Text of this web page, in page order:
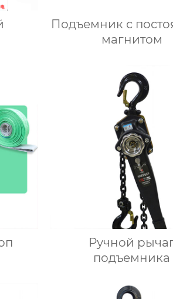
Подъемник с
магнитом
Ручной
подъемника